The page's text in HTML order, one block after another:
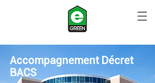
Accompagnement Décret
BACS